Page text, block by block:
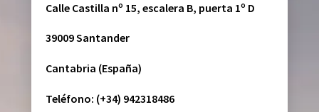
Calle Castilla nº 15, escalera B, puerta 1º D
39009 Santander
Cantabria (España)
Teléfono: (+34) 942318486